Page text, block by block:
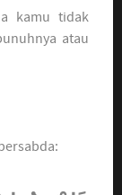
kamu tidak
atau